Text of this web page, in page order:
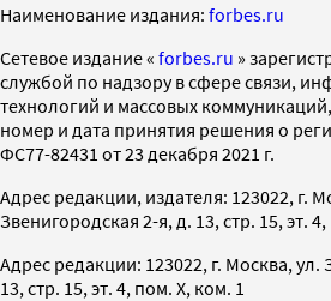
Наименование издания: forbes.ru
Cетевое издание « forbes.ru »
службой по надзору в сфере связи,
технологий и массовых
номер и дата принятия решения о
ФС77-82431 от 23 декабря 2021 г.
Адрес редакции, издателя: 123022, г.
Звенигородская 2-я, д. 13, стр. 15, эт.
Адрес редакции: 123022, г. Москва, ул.
13, стр. 15, эт. 4, пом. X, ком. 1